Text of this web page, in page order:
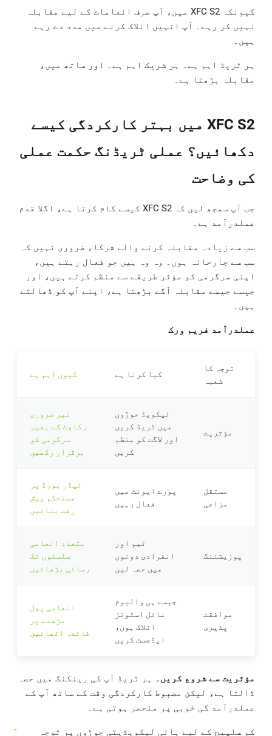
کیونکہ XFC S2 میں، آپ صرف انعامات کے لیے مقابلہ
نہیں کر رہے۔ آپ انہیں انلاک کرنے میں مدد دے رہے
ہیں۔
ہر ٹریڈ اہم ہے۔ ہر شریک اہم ہے۔ اور ساتھ میں،
مقابلہ بڑھتا ہے۔
XFC S2 میں بہتر کارکردگی کیسے
دکھائیں؟ عملی ٹریڈنگ حکمت عملی
کی وضاحت
جب آپ سمجھ لیں کہ XFC S2 کیسے کام کرتا ہے، اگلا قدم
عملدرآمد ہے۔
سب سے زیادہ مقابلہ کرنے والے شرکاء ضروری نہیں کہ
سب سے جارحانہ ہوں۔ وہ وہ ہیں جو فعال رہتے ہیں،
اپنی سرگرمی کو مؤثر طریقے سے منظم کرتے ہیں، اور
جیسے جیسے مقابلہ آگے بڑھتا ہے، اپنے آپ کو ڈھالتے
ہیں۔
عملدرآمد فریم ورک
توجہ کا
شعبہ
کیا کرنا ہے کیوں اہم ہے
مؤثریت
لیکویڈ جوڑوں
میں ٹریڈ کریں
اور لاگت کو منظم
کریں
غیر ضروری
رکاوٹ کے بغیر
سرگرمی کو
برقرار رکھیں
مستقل
مزاجی
پورے ایونٹ میں
فعال رہیں
لیڈر بورڈ پر
مستحکم پیش
رفت بنائیں
پوزیشننگ
ٹیم اور
انفرادی دونوں
میں حصہ لیں
متعدد انعامی
سلسلوں تک
رسائی بڑھائیں
موافقت
پذیری
جیسے ہی والیوم
مائل اسٹونز
انلاک ہوں،
ایڈجسٹ کریں
انعامی پول
بڑھنے پر
فائدہ اٹھائیں
مؤثریت سے شروع کریں۔ ہر ٹریڈ آپ کی رینکنگ میں حصہ
ڈالتا ہے، لیکن مضبوط کارکردگی وقت کے ساتھ آپ کے
عملدرآمد کی خوبی پر منحصر ہوتی ہے۔
کم سلپیج کے لیے ہائی لیکویڈیٹی جوڑوں پر توجہ